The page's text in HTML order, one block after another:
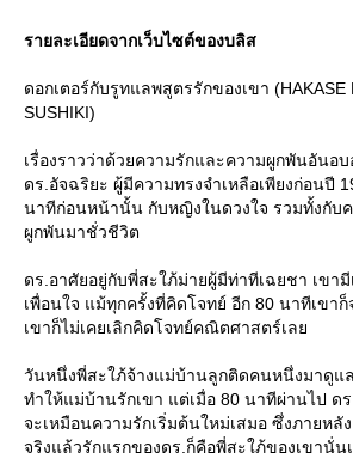
รายละเอียดจากเว็บไซต์ของบลิส
ดอกเตอร์กับรูทแลพสูตรรักของเขา (HAKASE
SUSHIKI)
เรื่องราวว่าด้วยความรักและความผูกพันอันอ
ดร.อัจฉริยะ ผู้มีความทรงจำเหลือเพียงก่อนปี
นาทีก่อนหน้านั้น กับหญิงในดวงใจ รวมทั้งกับ
ผูกพันมาชั่วชีวิต
ดร.อาศัยอยู่กับพี่สะใภ้ม่ายผู้มีท่าทีเฉยชา เขา
เพื่อนใจ แม้ทุกครั้งที่คิดโจทย์ อีก 80 นาทีเขา
เขาก็ไม่เคยเลิกคิดโจทย์คณิตศาสตร์เล
วันหนึ่งพี่สะใภ้จ้างแม่บ้านลูกติดคนหนึ่งมาดูแ
ทำให้แม่บ้านรักเขา แต่เมื่อ 80 นาทีผ่านไป ด
จะเหมือนความรักเริ่มต้นใหม่เสมอ ซึ่งภายหลั
จริงแล้วรักแรกของดร.ก็คือพี่สะใภ้ของเขานั่น